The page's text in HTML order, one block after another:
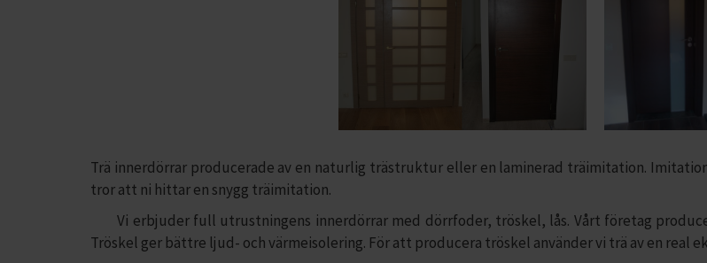
Trä innerdörrar producerade av en naturlig trästruktur eller en laminerad träimitation.
tror att ni hittar en snygg träimitation.
Vi erbjuder full utrustningens innerdörrar med dörrfoder, tröskel, lås. Vårt företag
Tröskel ger bättre ljud- och värmeisolering. För att producera tröskel använder vi trä av en real